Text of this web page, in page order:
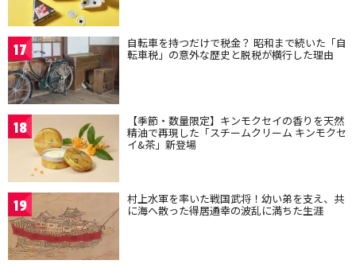
17 自転車を持つだけで税金？ 昭和まで続いた「自
転車税」の意外な歴史と脱税が横行した理由
18 【季節・数量限定】キンモクセイの香りを天然
精油で再現した「スチームクリーム キンモクセ
イ&茶」新登場
19 村上水軍を率いた戦国武将！幼い弟を支え、共
に海へ散った得居通幸の波乱に満ちた生涯